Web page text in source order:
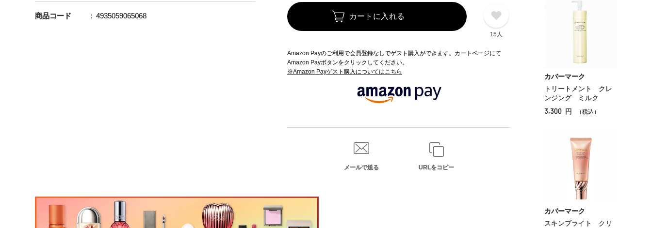
カートに入れる
15人
Amazon Payのご利用で会員登録なしでゲスト購入ができます。カートページにて
Amazon Payボタンをクリックしてください。
※Amazon Payゲスト購入についてはこちら
メールで送る URLをコピー
商品コード 4935059065068
カバーマーク
トリートメント クレ
ンジング ミルク
3,300 円 （税込）
カバーマーク
スキンブライト クリ